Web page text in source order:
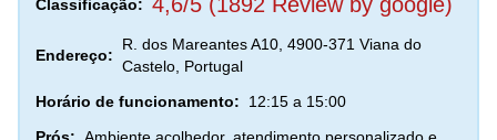
Classificação:
Endereço:
R. dos Mareantes A10, 4900-371 Viana do
Castelo, Portugal
Horário de funcionamento:
12:15 a 15:00